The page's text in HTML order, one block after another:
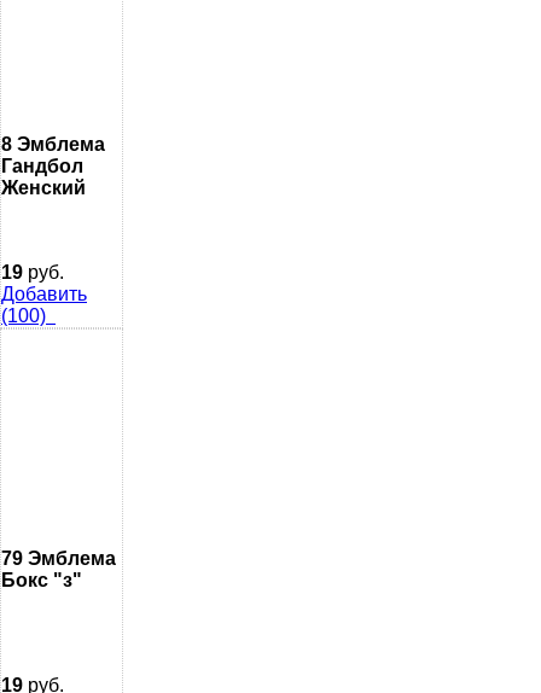
8 Эмблема
Гандбол
Женский
19 руб.
Добавить
(100)
79 Эмблема
Бокс "з"
19 руб.